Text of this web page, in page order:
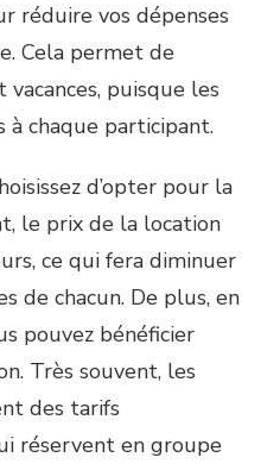
réduire vos dépenses
Cela permet de
puisque les
à chaque participant.
d’opter pour la
le prix de la location
ce qui fera diminuer
de chacun. De plus, en
pouvez bénéficier
Très souvent, les
des tarifs
réservent en groupe